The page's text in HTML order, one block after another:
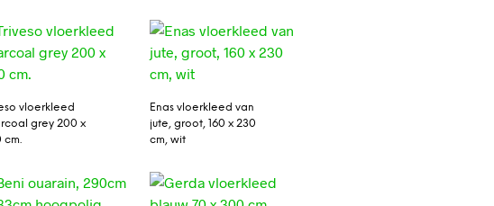
vloerkleed
grey 200 x
cm.
Enas vloerkleed van
jute, groot, 160 x 230
cm, wit